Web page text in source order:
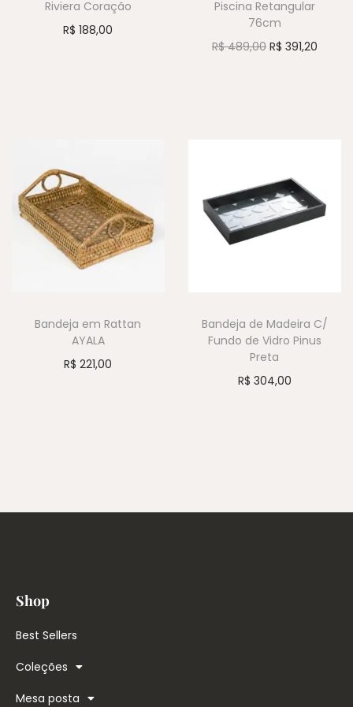
Riviera Coração
R$ 188,00
Piscina Retangular
76cm
R$489,00 R$ 391,20
Bandeja em Rattan
AYALA
R$ 221,00
Bandeja de Madeira C/
Fundo de Vidro Pinus
Preta
R$ 304,00
Shop
Best Sellers
Coleções
Mesa posta